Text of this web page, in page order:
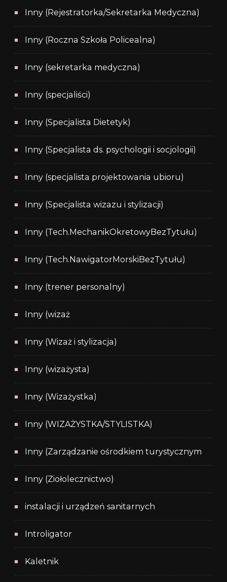
Inny (Rejestratorka/Sekretarka Medyczna)
Inny (Roczna Szkoła Policealna)
Inny (sekretarka medyczna)
Inny (specjaliści)
Inny (Specjalista Dietetyk)
Inny (Specjalista ds. psychologii i socjologii)
Inny (specjalista projektowania ubioru)
Inny (Specjalista wizazu i stylizacji)
Inny (Tech.MechanikOkretowyBezTytułu)
Inny (Tech.NawigatorMorskiBezTytułu)
Inny (trener personalny)
Inny (wizaż
Inny (Wizaż i stylizacja)
Inny (wizażysta)
Inny (Wizażystka)
Inny (WIZAŻYSTKA/STYLISTKA)
Inny (Zarządzanie ośrodkiem turystycznym
Inny (Ziołolecznictwo)
instalacji i urządzeń sanitarnych
Introligator
Kaletnik